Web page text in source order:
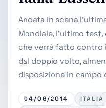
Andata in scena
Mondiale, l'ultimo
che verrà fatto contro
dal doppio volto,
disposizione in campo
04/06/2014 ITALIA